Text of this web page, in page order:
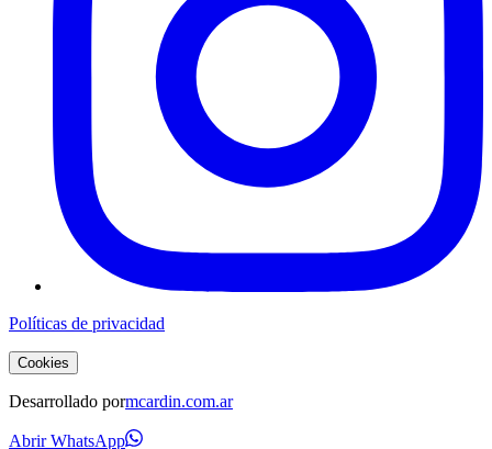
Políticas de privacidad
Cookies
Desarrollado pormcardin.com.ar
Abrir WhatsApp